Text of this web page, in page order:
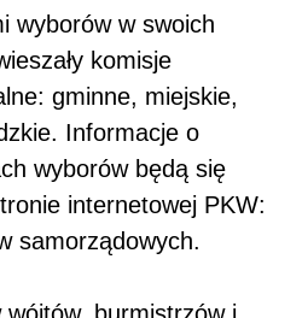
wyborów w swoich
komisje
gminne, miejskie,
Informacje o
wyborów będą się
internetowej PKW:
samorządowych.